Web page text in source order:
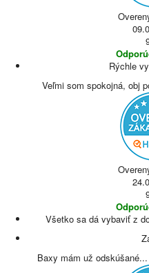
Rýchle
Veľmi som spokojná, obj
Všetko sa dá vybaviť z
Baxy mám už